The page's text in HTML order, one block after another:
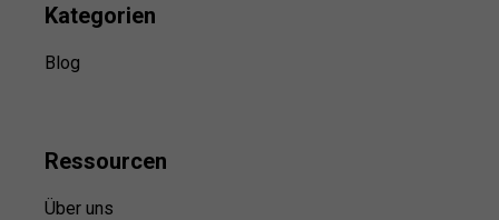
Kategorien
Blog
Ressourcen
Über uns